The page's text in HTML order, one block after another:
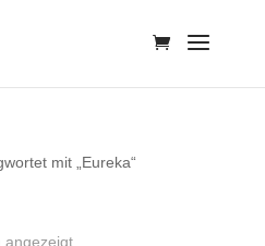
mit „Eureka“
angezeigt